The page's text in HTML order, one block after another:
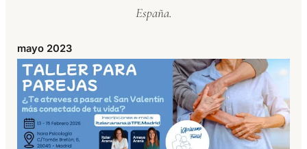
España.
mayo 2023